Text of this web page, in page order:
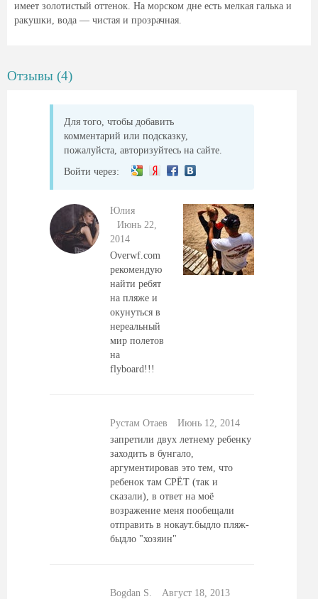
имеет золотистый оттенок. На морском дне есть мелкая галька и
ракушки, вода — чистая и прозрачная.
Отзывы (4)
Для того, чтобы добавить
комментарий или подсказку,
пожалуйста, авторизуйтесь на сайте.
Войти через:
Юлия
Июнь 22,
2014
Overwf.com
рекомендую
найти ребят
на пляже и
окунуться в
нереальный
мир полетов
на
flyboard!!!
Рустам Отаев
Июнь 12, 2014
запретили двух летнему ребенку
заходить в бунгало,
аргументировав это тем, что
ребенок там СРЁТ (так и
сказали), в ответ на моё
возражение меня пообещали
отправить в нокаут.быдло пляж-
быдло "хозяин"
Bogdan S. Август 18, 2013